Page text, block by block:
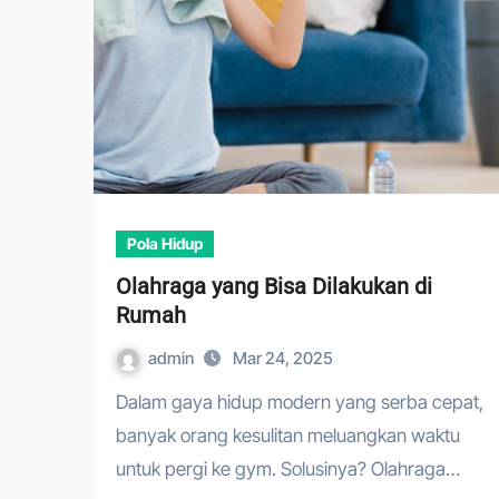
Pola Hidup
Olahraga yang Bisa Dilakukan di
Rumah
admin Mar 24, 2025
Dalam gaya hidup modern yang serba cepat,
banyak orang kesulitan meluangkan waktu
untuk pergi ke gym. Solusinya? Olahraga…